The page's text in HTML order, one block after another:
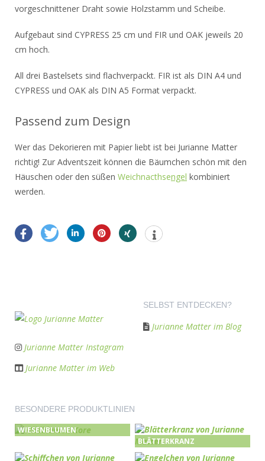
vorgeschnittener Draht sowie Holzstamm und Scheibe.
Aufgebaut sind CYPRESS 25 cm und FIR und OAK jeweils 20
cm hoch.
All drei Bastelsets sind flachverpackt. FIR ist als DIN A4 und
CYPRESS und OAK als DIN A5 Format verpackt.
Passend zum Design
Wer das Dekorieren mit Papier liebt ist bei Jurianne Matter
richtig! Zur Adventszeit können die Bäumchen schön mit den
Häuschen oder den süßen Weichnacthsengel kombiniert
werden.
SELBST ENTDECKEN?
Jurianne Matter im Blog
Jurianne Matter Instagram
Jurianne Matter im Web
BESONDERE PRODUKTLINIEN
WIESENBLUMEN
BLÄTTERKRANZ